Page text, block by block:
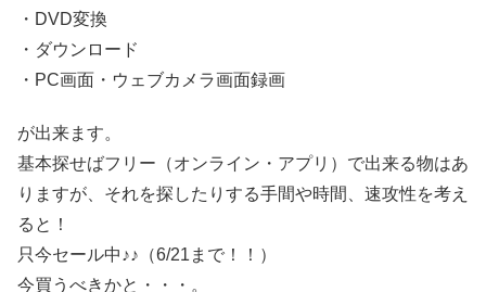
・DVD変換
・ダウンロード
・PC画面・ウェブカメラ画面録画
が出来ます。
基本探せばフリー（オンライン・アプリ）で出来る物はあ
りますが、それを探したりする手間や時間、速攻性を考え
ると！
只今セール中♪♪（6/21まで！！）
今買うべきかと・・・。